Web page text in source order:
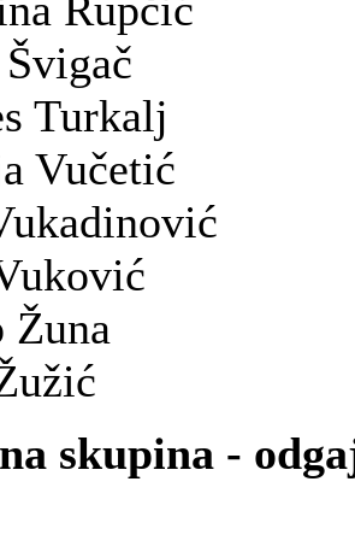
Turkalj
Vučetić
Žuna
skupina -